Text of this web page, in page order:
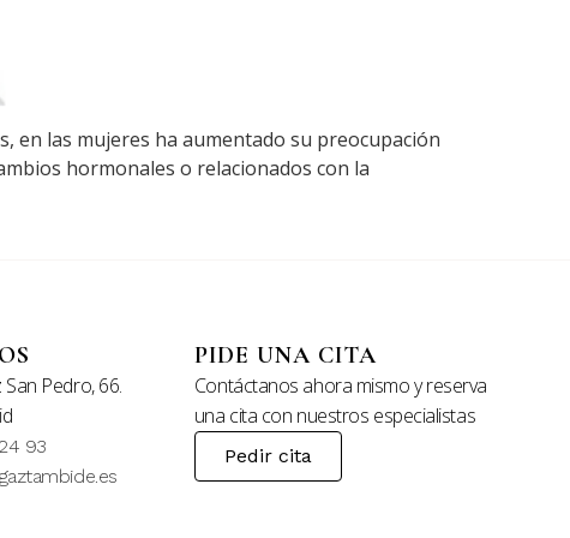
en las mujeres ha aumentado su preocupación
hormonales o relacionados con la
Pedro, 66.
93
PIDE UNA CITA
Contáctanos ahora mismo y reserva
una cita con nuestros especialistas
Pedir cita